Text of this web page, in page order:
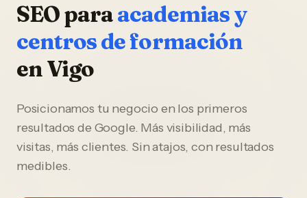
SEOparaacademias y
centros de formación
enVigo
Posicionamos tu negocio en los primeros
resultados de Google. Más visibilidad, más
visitas, más clientes. Sin atajos, con resultados
medibles.